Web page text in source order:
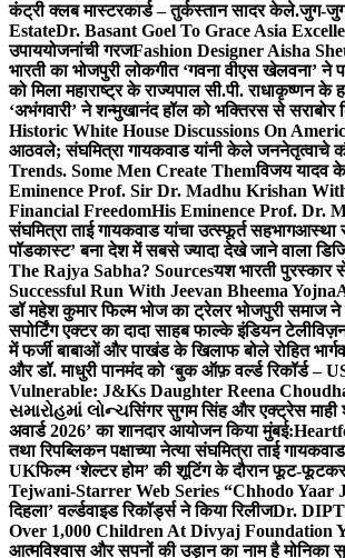
कंट्री क्लब मास्टरकार्ड – तुर्कस्तान सादर केले.जुग-जुग
EstateDr. Basant Goel To Grace Asia
उपाययोजनांची गरजFashion Designer Aisha
भारती का भोजपुरी लोकगीत ‘गवना वीएस खेलवना’
को मिला महाराष्ट्र के राज्यपाल सी.पी. राधाकृष्णन के
‘अभंगवारी’ ने शन्मुखानंद हॉल को भक्तिरस से सराबोर
Historic White House Discussions On
आठवले; संघमित्रा गायकवाड यांनी केले जननेतृत्वाचे
Trends. Some Men Create Themविजय यादव के
Eminence Prof. Sir Dr. Madhu Krishan
Financial FreedomHis Eminence Prof. Dr.
संघमित्रा ताई गायकवाड यांचा उत्स्फूर्त सहभागआस्था
पॉडकास्ट’ बना देश में सबसे ज्यादा देखे जाने वाला
The Rajya Sabha? Sourcesयश भारती पुरस्कार
Successful Run With Jeevan Bheema Yojna
डॉ महेश कुमार फिल्म भोज का ट्रेलर भोजपुरी समाज ने
सपोर्टिंग एक्टर का दादा साहब फाल्के इंडियन
में फर्जी बाबाओं और पाखंड के खिलाफ बोले रोहित
और डॉ. माधुरी पानमंद को ‘बुक ऑफ़ वर्ल्ड रिकॉर्ड –
Vulnerable: J&Ks Daughter Reena
સમારોહમાં લોન્ચसिंगर सुगम सिंह और एक्ट्रेस माही
अवार्ड 2026’ का शानदार आयोजन किया मुंबई:
तथा रिपब्लिकन पक्षाच्या नेत्या संघमित्रा ताई
UKफिल्म ‘शेल्टर होम’ की शूटिंग के दौरान फूट-फूटकर
Tejwani-Starrer Web Series “Chhodo Yaar
दिहला’ वर्ल्डवाइड रिकॉर्ड्स ने किया रिलीजDr.
Over 1,000 Children At Divyaj Foundation
आत्मविश्वास और सपनों की उड़ान का नाम है मोनिका